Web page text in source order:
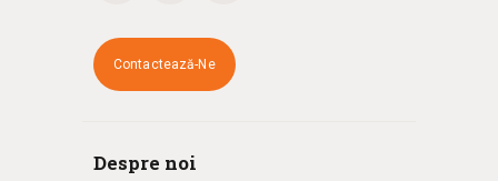
Contactează-Ne
Despre noi